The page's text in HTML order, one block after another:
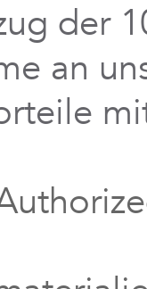
der
an